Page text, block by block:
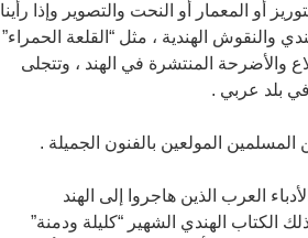
أو المعمار أو النحت والتصوير وإذا رأينا
والنقوش الهندية ، مثل “القلعة الحمراء”
والأضرحة المنتشرة في الهند ، وتتجلى
بلد عربي .
المولعين بالفنون الجميلة .
العرب الذين هاجروا إلى الهند
الكتاب الهندي الشهير “كليلة ودمنة”